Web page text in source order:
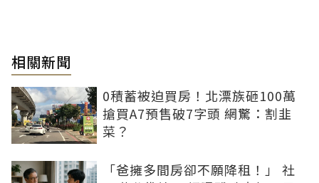
相關新聞
0積蓄被迫買房！北漂族砸100萬
搶買A7預售破7字頭 網驚：割韭
菜？
「爸擁多間房卻不願降租！」 社